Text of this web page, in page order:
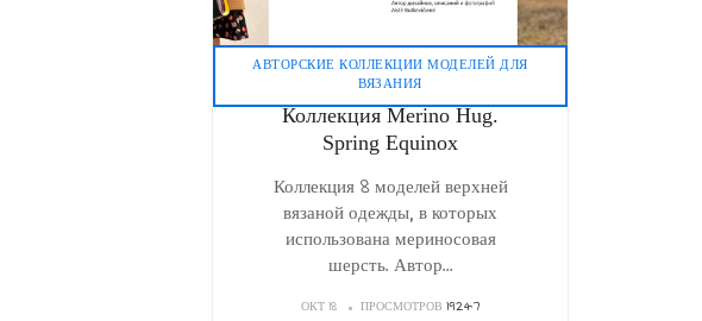
АВТОРСКИЕ КОЛЛЕКЦИИ МОДЕЛЕЙ ДЛЯ
ВЯЗАНИЯ
Коллекция Merino Hug.
Spring Equinox
Коллекция 8 моделей верхней
вязаной одежды, в которых
использована мериносовая
шерсть. Автор...
ОКТ 18 ПРОСМОТРОВ 19247